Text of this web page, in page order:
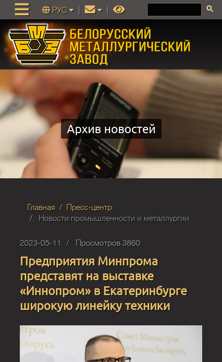
РУС
Архив новостей
Главная
Пресс-центр
Новости промышленности и металлургии
2023-05-11 Просмотров 3860
Предприятия Минпрома
представят на выставке
«Иннопром» в Екатеринбурге
широкую линейку техники